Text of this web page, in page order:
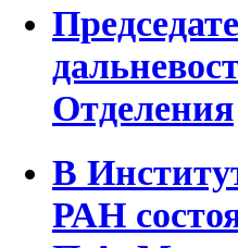
Отделения
В
РАН